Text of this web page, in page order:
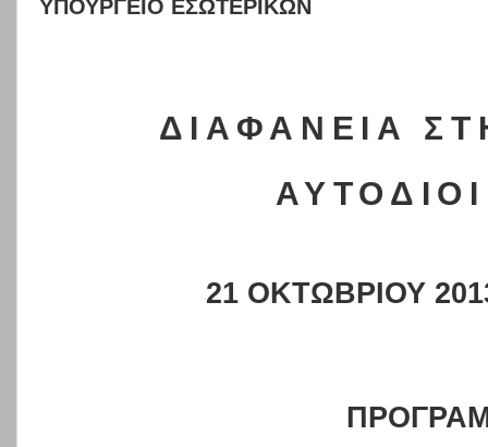
ΥΠΟΥΡΓΕΙΟ ΕΣΩΤΕΡΙΚΩΝ
ΔΙΑΦΑΝΕΙΑ
21 ΟΚΤΩΒΡΙΟΥ